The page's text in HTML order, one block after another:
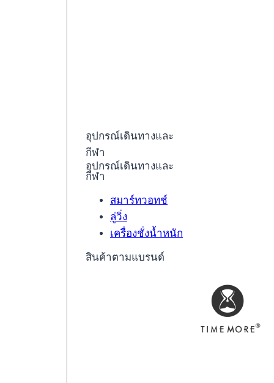
อุปกรณ์เดินทางและ
กีฬา
อุปกรณ์เดินทางและ
กีฬา
สมาร์ทวอทช์
ลู่วิ่ง
เครื่องชั่งน้ำหนัก
สินค้าตามแบรนด์